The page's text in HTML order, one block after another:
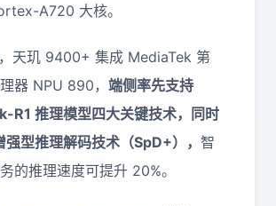
A720 大核。
天玑 9400+ 集成 MediaTek 第
器 NPU 890， 端侧率先支持
R1 推理模型四大关键技术，同时
强型推理解码技术（SpD+）， 智
的推理速度可提升 20%。